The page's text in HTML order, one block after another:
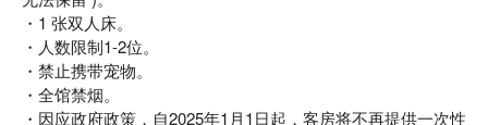
・1 张双人床。
・人数限制1-2位。
・禁止携带宠物。
・全馆禁烟。
・因应政府政策，自2025年1月1日起，客房将不再提供一次性